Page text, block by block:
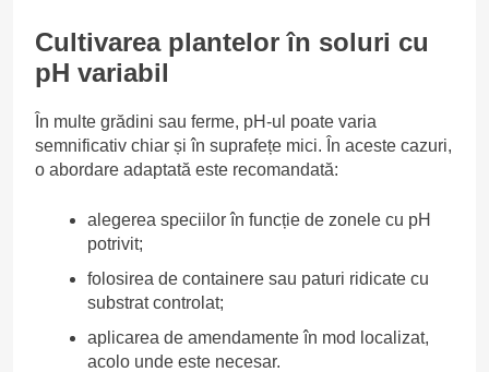
Cultivarea plantelor în soluri cu
pH variabil
În multe grădini sau ferme, pH-ul poate varia
semnificativ chiar și în suprafețe mici. În aceste cazuri,
o abordare adaptată este recomandată:
alegerea speciilor în funcție de zonele cu pH
potrivit;
folosirea de containere sau paturi ridicate cu
substrat controlat;
aplicarea de amendamente în mod localizat,
acolo unde este necesar.